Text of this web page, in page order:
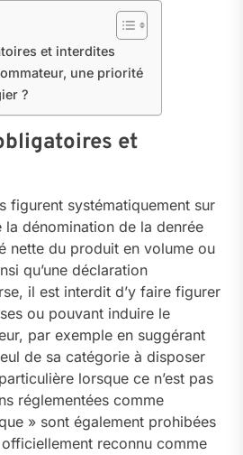
et interdites
une priorité
?
et
figurent systématiquement sur
la dénomination de la denrée
nette du produit en volume ou
qu’une déclaration
il est interdit d’y faire figurer
ou pouvant induire le
par exemple en suggérant
de sa catégorie à disposer
lorsque ce n’est pas
réglementées comme
» sont également prohibées
reconnu comme